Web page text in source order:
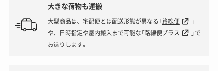
大きな荷物も運搬
大型商品は、宅配便とは配送形態が異なる「路線便
」
や、日時指定や屋内搬入まで可能な「路線便プラス
」で
お送りします。